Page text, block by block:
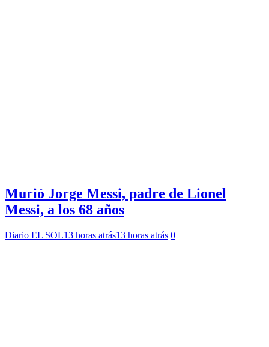
Murió Jorge Messi, padre de Lionel
Messi, a los 68 años
Diario EL SOL13 horas atrás13 horas atrás 0